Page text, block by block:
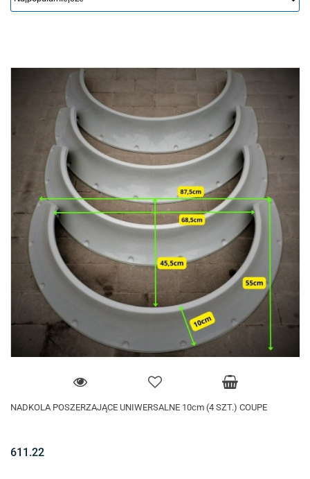
NADKOLA POSZERZAJĄCE UNIWERSALNE 10cm (4 SZT.) COUPE
611.22